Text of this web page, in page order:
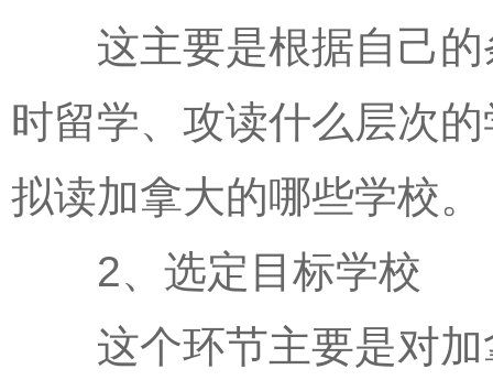
这主要是根据自己的
时留学、攻读什么层次
拟读加拿大的哪些学校。
2、选定目标学校
这个环节主要是对加